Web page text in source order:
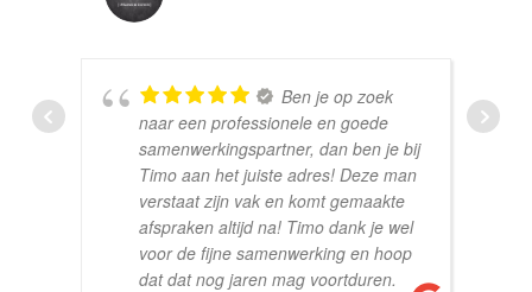
Ben je op zoek
naar een professionele en goede
samenwerkingspartner, dan ben je bij
Timo aan het juiste adres! Deze man
verstaat zijn vak en komt gemaakte
afspraken altijd na! Timo dank je wel
voor de fijne samenwerking en hoop
dat dat nog jaren mag voortduren.